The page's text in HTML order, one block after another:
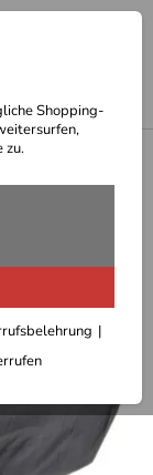
Shopping-
zu.